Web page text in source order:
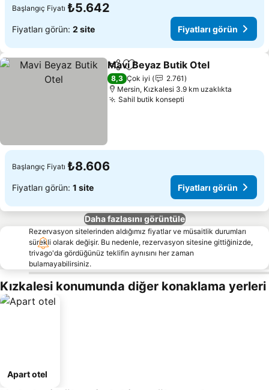
Başlangıç Fiyatı ₺5.642
Fiyatları görün: 2 site Fiyatları görün
PaylaşFavorilerime ekle
Mavi Beyaz Butik Otel
8,3 Çok iyi
2.761
Mersin, Kızkalesi 3.9 km uzaklıkta
Sahil butik konsepti
Başlangıç Fiyatı ₺8.606
Fiyatları görün: 1 site Fiyatları görün
Daha fazlasını görüntüle
Rezervasyon sitelerinden aldığımız fiyatlar ve müsaitlik durumları
sürekli olarak değişir. Bu nedenle, rezervasyon sitesine gittiğinizde,
trivago'da gördüğünüz teklifin aynısını her zaman
bulamayabilirsiniz.
Kızkalesi konumunda diğer konaklama yerleri
Apart otel